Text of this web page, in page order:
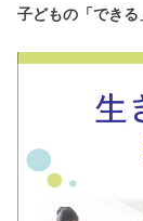
子どもの「できる